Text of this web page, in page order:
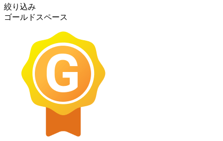
絞り込み
ゴールドスペース